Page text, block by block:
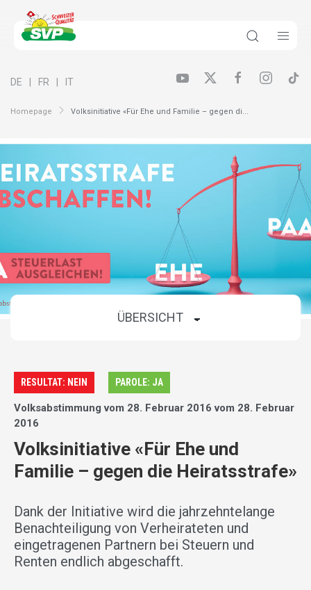
Homepage Volksinitiative «Für Ehe und Familie – gegen di...
DE FR IT
RESULTAT: NEIN PAROLE: JA
Volksabstimmung vom 28. Februar 2016 vom 28. Februar
2016
Volksinitiative «Für Ehe und
Familie – gegen die Heiratsstrafe»
Dank der Initiative wird die jahrzehntelange
Benachteiligung von Verheirateten und
eingetragenen Partnern bei Steuern und
Renten endlich abgeschafft.